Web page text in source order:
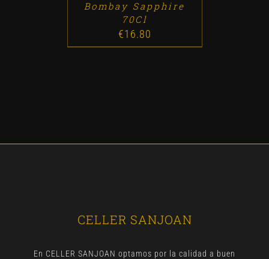
Bombay Sapphire
70Cl
€16.80
CELLER SANJOAN
En CELLER SANJOAN optamos por la calidad a buen